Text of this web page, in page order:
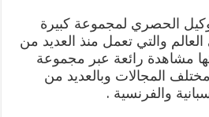
الحصري لمجموعة كبيرة
والتي تعمل منذ العديد من
مشاهدة رائعة عبر مجموعة
المجالات وبالعديد من
والفرنسية .